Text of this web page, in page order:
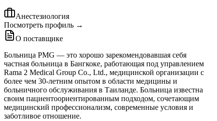
Анестезиология
Посмотреть профиль →
О поставщике
Больница PMG — это хорошо зарекомендовавшая себя
частная больница в Бангкоке, работающая под управлением
Rama 2 Medical Group Co., Ltd., медицинской организации с
более чем 30-летним опытом в области медицины и
больничного обслуживания в Таиланде. Больница известна
своим пациентоориентированным подходом, сочетающим
медицинский профессионализм, современные условия и
заботливое отношение.